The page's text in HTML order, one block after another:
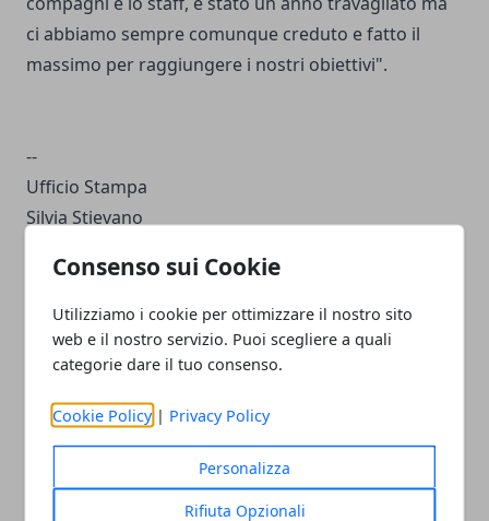
Consenso sui Cookie
Utilizziamo i cookie per ottimizzare il nostro sito
web e il nostro servizio. Puoi scegliere a quali
categorie dare il tuo consenso.
Cookie Policy | Privacy Policy
Personalizza
Rifiuta Opzionali
ci abbiamo sempre comunque creduto e fatto il
massimo per raggiungere i nostri obiettivi".
--
Ufficio Stampa
Silvia Stievano
mob. +39 334 7996999
ufficiostampa@rugbyrovigodelta.it
Skype: rugbyrovigodelta
Twitter: twitter.com/RugbyRovigoDelt
Instagram: rugbyrovigodelta
Facebook: facebook.com/RugbyRovigoDelta